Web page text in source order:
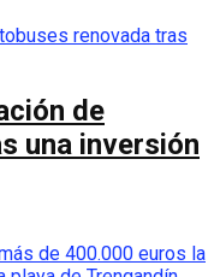
de
una inversión